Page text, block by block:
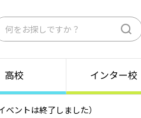
検
高校 インター校
ントは終了しました）